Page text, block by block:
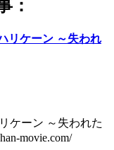
：
リケーン ～失われ
ケーン ～失われた
movie.com/